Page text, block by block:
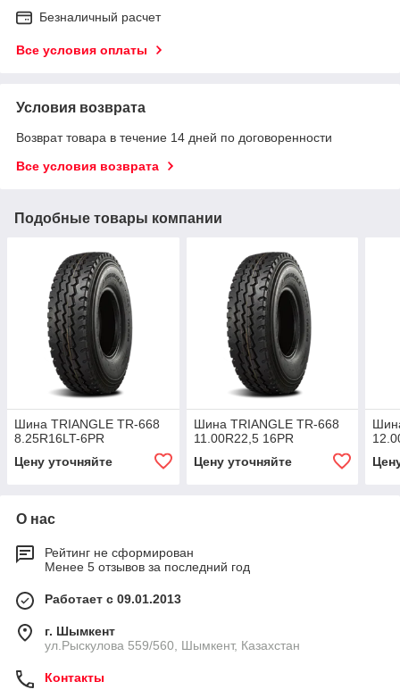
Безналичный расчет
Все условия оплаты
Условия возврата
Возврат товара в течение 14 дней по договоренности
Все условия возврата
Подобные товары компании
Шина TRIANGLE TR-668
8.25R16LT-6PR
Цену уточняйте
Шина TRIANGLE TR-668
11.00R22,5 16PR
Цену уточняйте
О нас
Рейтинг не сформирован
Менее 5 отзывов за последний год
Работает с 09.01.2013
г. Шымкент
ул.Рыскулова 559/560, Шымкент, Казахстан
Контакты